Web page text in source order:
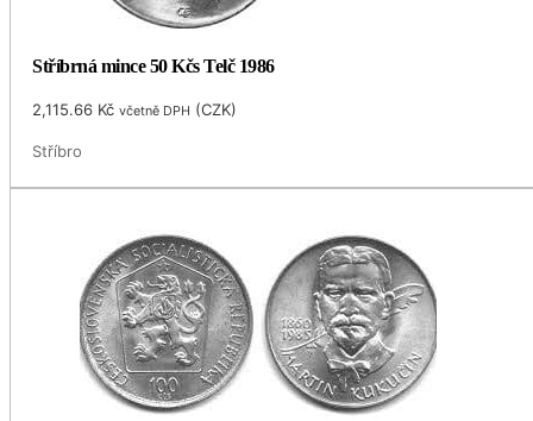
Stříbrná mince 50 Kčs Telč 1986
2,115.66 Kč včetně DPH (CZK)
Stříbro